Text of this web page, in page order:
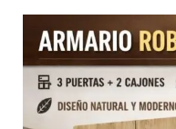
Roble
Rústico
Claro:
diseño